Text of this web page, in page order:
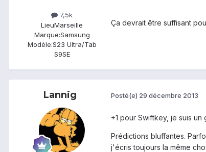
7,5k
LieuMarseille
Marque:Samsung
Modèle:S23 Ultra/Tab
S9SE
Ça devrait être suffisant
Lannig Posté(e) 29 décembre 2013
+1 pour Swiftkey, je suis
Prédictions bluffantes.
j'écris toujours la même